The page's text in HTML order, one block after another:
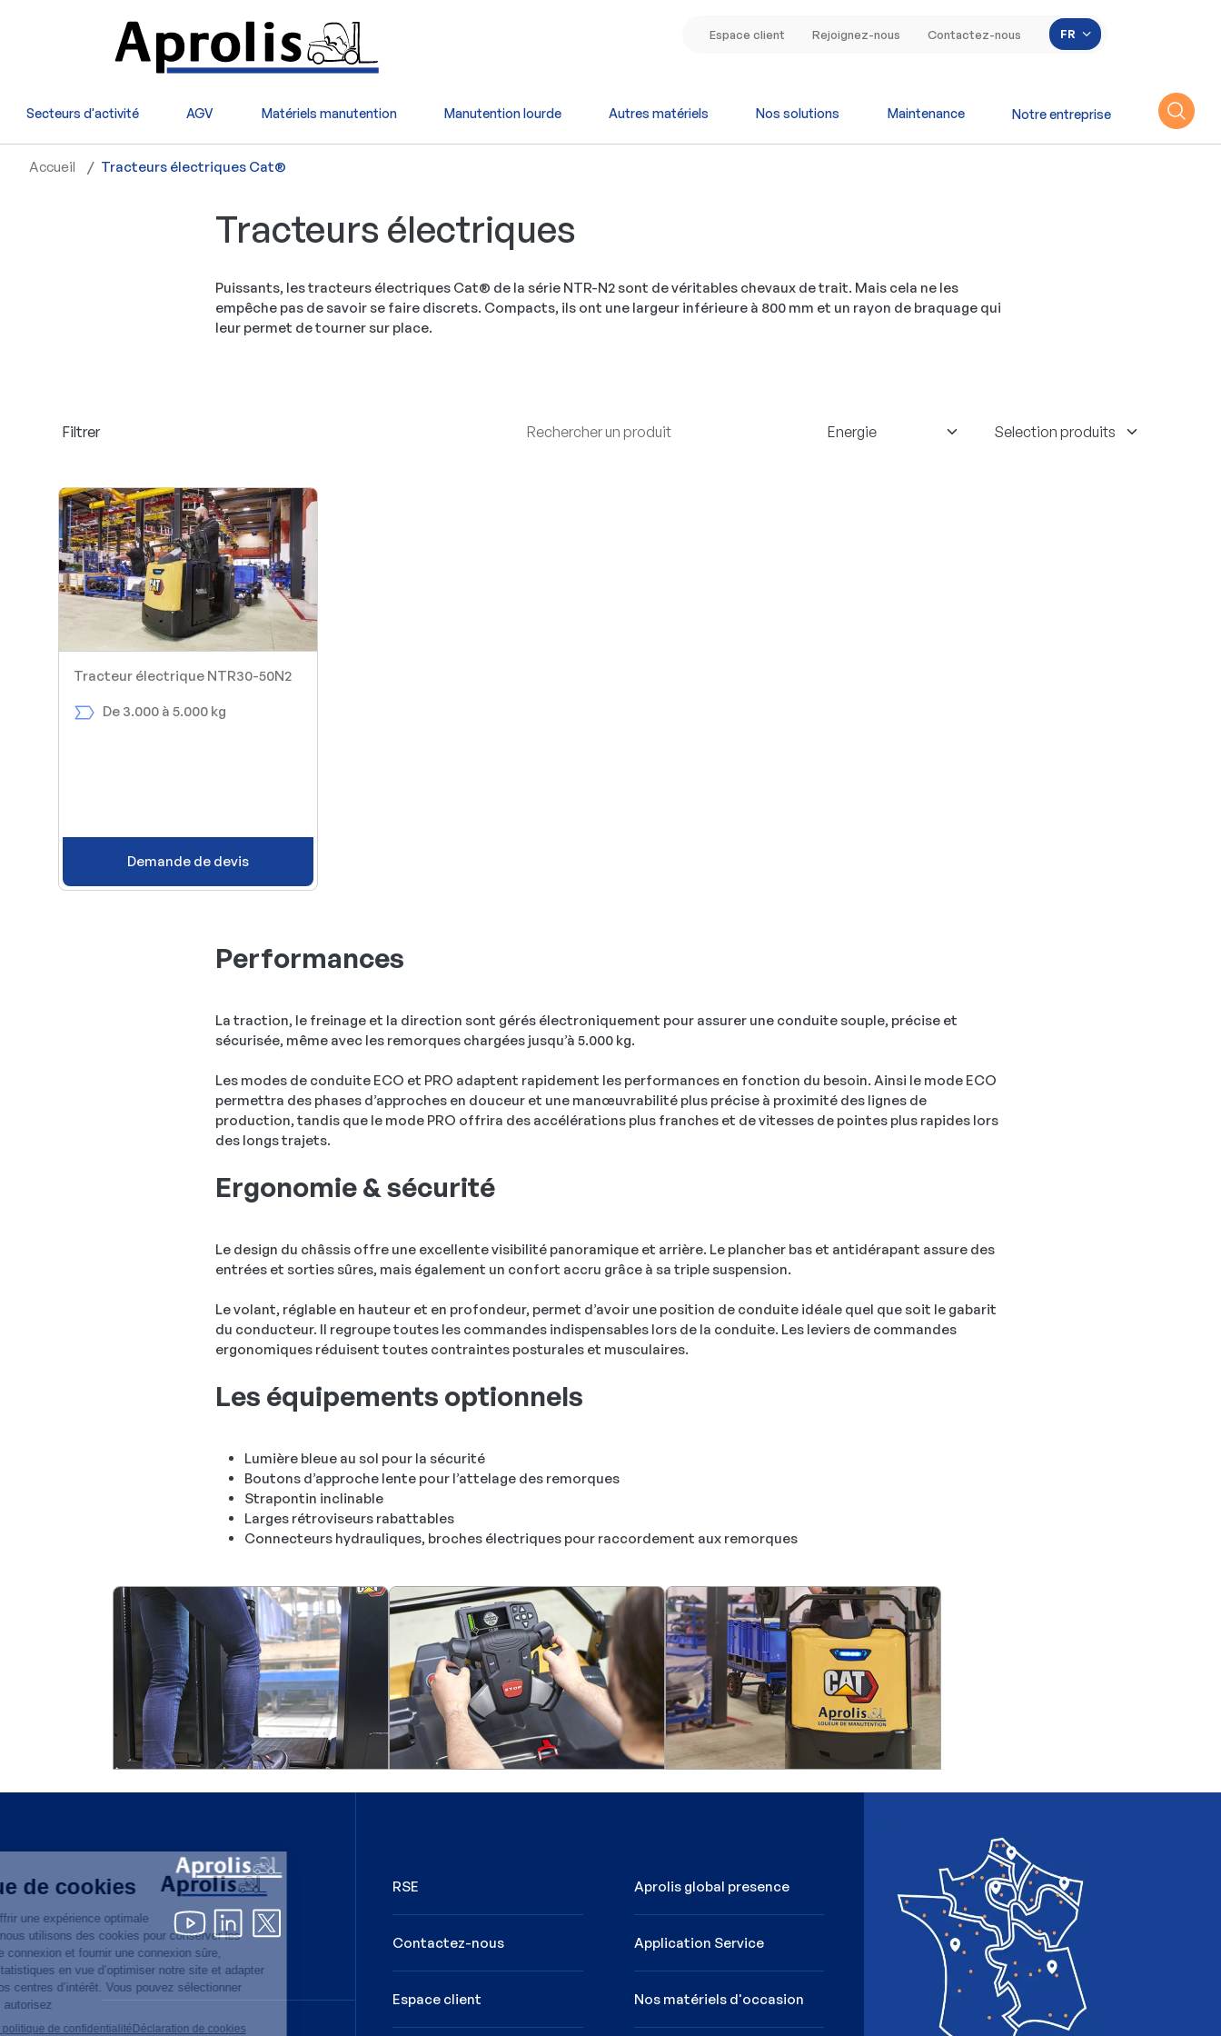
Espace client Rejoignez-nous Contactez-nous FR Lister les actions
Secteurs d'activité AGV Matériels manutention Manutention lourde Autres matériels Nos solutions Maintenance Notre entreprise
Accueil Tracteurs électriques Cat®
Tracteurs électriques
Puissants, les tracteurs électriques Cat® de la série NTR-N2 sont de véritables chevaux de trait. Mais cela ne les
empêche pas de savoir se faire discrets. Compacts, ils ont une largeur inférieure à 800 mm et un rayon de braquage qui
leur permet de tourner sur place.
Filtrer
Tracteur électrique NTR30-50N2
De 3.000 à 5.000 kg
Demande de devis
Performances
La traction, le freinage et la direction sont gérés électroniquement pour assurer une conduite souple, précise et
sécurisée, même avec les remorques chargées jusqu’à 5.000 kg.
Les modes de conduite ECO et PRO adaptent rapidement les performances en fonction du besoin. Ainsi le mode ECO
permettra des phases d’approches en douceur et une manœuvrabilité plus précise à proximité des lignes de
production, tandis que le mode PRO offrira des accélérations plus franches et de vitesses de pointes plus rapides lors
des longs trajets.
Ergonomie & sécurité
Le design du châssis offre une excellente visibilité panoramique et arrière. Le plancher bas et antidérapant assure des
entrées et sorties sûres, mais également un confort accru grâce à sa triple suspension.
Le volant, réglable en hauteur et en profondeur, permet d’avoir une position de conduite idéale quel que soit le gabarit
du conducteur. Il regroupe toutes les commandes indispensables lors de la conduite. Les leviers de commandes
ergonomiques réduisent toutes contraintes posturales et musculaires.
Les équipements optionnels
Lumière bleue au sol pour la sécurité
Boutons d’approche lente pour l’attelage des remorques
Strapontin inclinable
Larges rétroviseurs rabattables
Connecteurs hydrauliques, broches électriques pour raccordement aux remorques
RSE Aprolis global presence
Contactez-nous Application Service
Espace client Nos matériels d'occasion